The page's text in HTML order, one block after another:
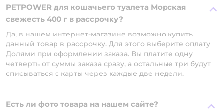
PETPOWER для кошачьего туалета Морская
свежесть 400 г в рассрочку?
Да, в нашем интернет-магазине возможно купить
данный товар в рассрочку. Для этого выберите оплату
Долями при оформлении заказа. Вы платите одну
четверть от суммы заказа сразу, а остальные три будут
списываться с карты через каждые две недели.
Есть ли фото товара на нашем сайте?